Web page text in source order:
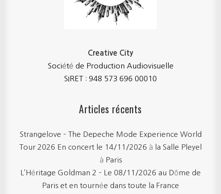
Creative City
Société de Production Audiovisuelle
SIRET : 948 573 696 00010
Articles récents
Strangelove – The Depeche Mode Experience World
Tour 2026 En concert le 14/11/2026 à la Salle Pleyel
à Paris
L’Héritage Goldman 2 – Le 08/11/2026 au Dôme de
Paris et en tournée dans toute la France